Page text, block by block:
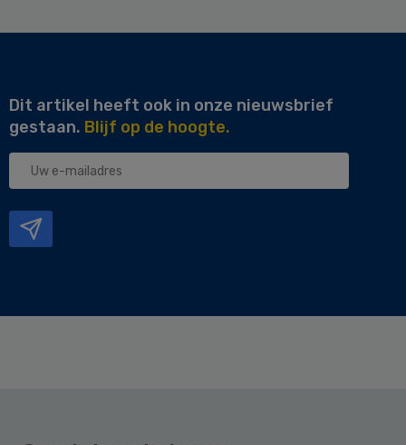
Dit artikel heeft ook in onze nieuwsbrief
gestaan. Blijf op de hoogte.
Uw